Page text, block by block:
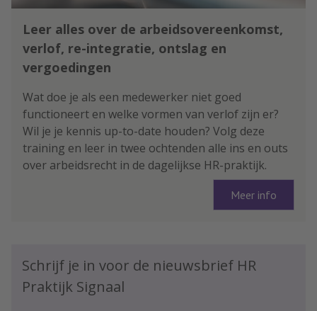
Leer alles over de arbeidsovereenkomst,
verlof, re-integratie, ontslag en
vergoedingen
Wat doe je als een medewerker niet goed
functioneert en welke vormen van verlof zijn er?
Wil je je kennis up-to-date houden? Volg deze
training en leer in twee ochtenden alle ins en outs
over arbeidsrecht in de dagelijkse HR-praktijk.
Meer info
Schrijf je in voor de nieuwsbrief HR
Praktijk Signaal